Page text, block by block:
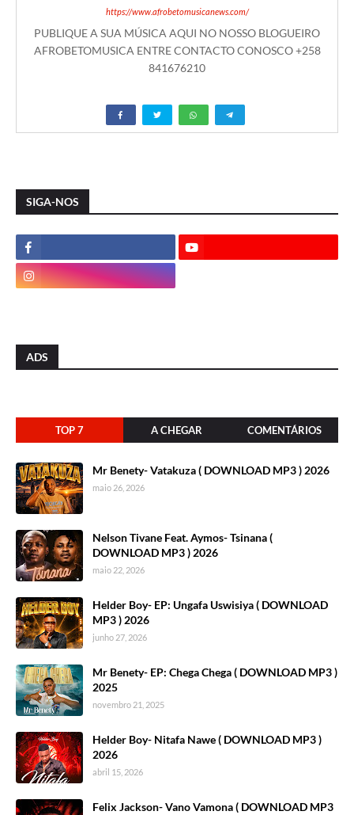
https://www.afrobetomusicanews.com/
PUBLIQUE A SUA MÚSICA AQUI NO NOSSO BLOGUEIRO
AFROBETOMUSICA ENTRE CONTACTO CONOSCO +258
841676210
SIGA-NOS
ADS
TOP 7 A CHEGAR COMENTÁRIOS
Mr Benety- Vatakuza ( DOWNLOAD MP3 ) 2026
maio 26, 2026
Nelson Tivane Feat. Aymos- Tsinana (
DOWNLOAD MP3 ) 2026
maio 22, 2026
Helder Boy- EP: Ungafa Uswisiya ( DOWNLOAD
MP3 ) 2026
junho 27, 2026
Mr Benety- EP: Chega Chega ( DOWNLOAD MP3 )
2025
novembro 21, 2025
Helder Boy- Nitafa Nawe ( DOWNLOAD MP3 )
2026
abril 15, 2026
Felix Jackson- Vano Vamona ( DOWNLOAD MP3